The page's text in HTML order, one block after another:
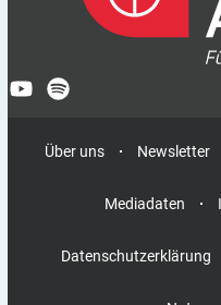
Über uns Newsletter
Mediadaten
Datenschutzerklärung